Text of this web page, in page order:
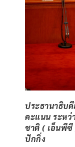
ประธานาธิบ
คะแนน ระหว่
ชาติ ( เอ็นพีซี
ปักกิ่ง